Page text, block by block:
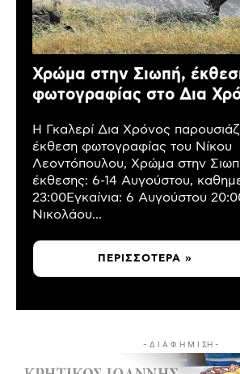
Χρώμα στην Σιωπή,
φωτογραφίας στο Δια
Η Γκαλερί Δια Χρόνος
έκθεση φωτογραφίας του Νίκου
Λεοντόπουλου, Χρώμα στην
έκθεσης: 6-14 Αυγούστου,
23:00Εγκαίνια: 6 Αυγούστου
Νικολάου...
ΠΕΡΙΣΣΌΤΕΡΑ »
- Δ Ι Α Φ Η Μ Ι ΣΗ -